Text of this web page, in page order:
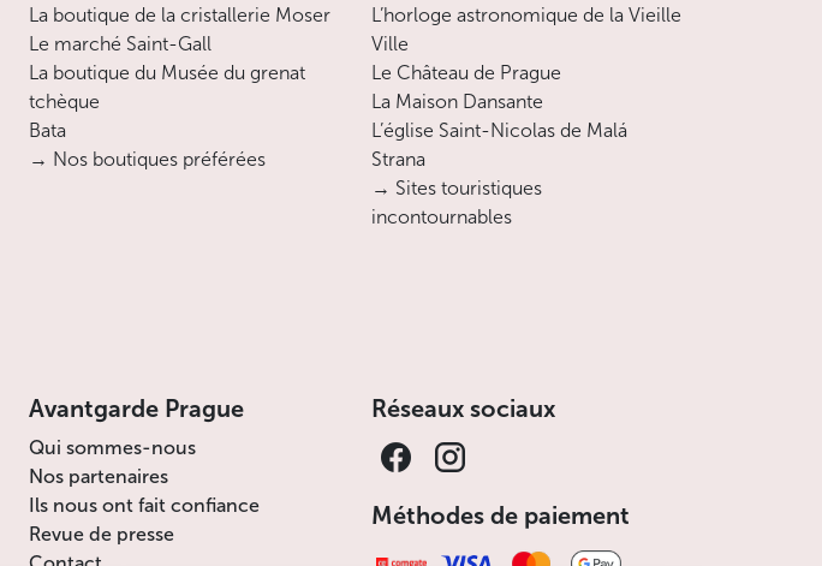
La boutique de la cristallerie Moser
Le marché Saint-Gall
La boutique du Musée du grenat
tchèque
Bata
→ Nos boutiques préférées
L’horloge astronomique de la Vieille
Ville
Le Château de Prague
La Maison Dansante
L’église Saint-Nicolas de Malá
Strana
→ Sites touristiques
incontournables
Avantgarde Prague
Qui sommes-nous
Nos partenaires
Ils nous ont fait confiance
Revue de presse
Réseaux sociaux
Méthodes de paiement